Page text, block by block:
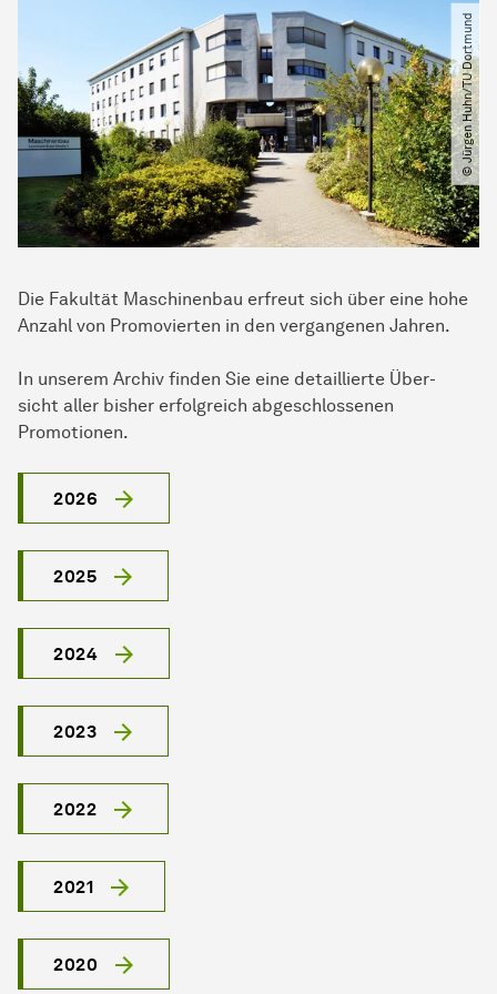
Die Fa­kul­tät Maschinen­bau erfreut sich über eine hohe
Anzahl von Promovierten in den ver­gang­enen Jah­ren.
In unserem Archiv finden Sie eine detaillierte Über­
sicht aller bisher er­folg­reich abgeschlossenen
Promotionen.
2026
2025
2024
2023
2022
2021
2020
© Jürgen Huhn​/​TU Dortmund